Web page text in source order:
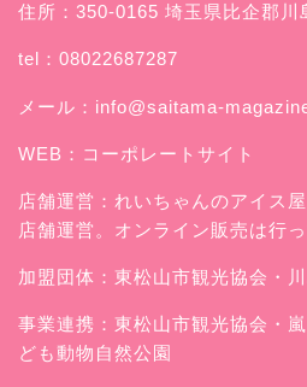
住所：350-0165 埼玉県比企郡川
tel：08022687287
メール： info@saitama-
WEB： コーポレートサイト
店舗運営： れいちゃんのアイス
店舗運営。オンライン販売は行
加盟団体：東松山市観光協会・
事業連携：東松山市観光協会・
ども動物自然公園